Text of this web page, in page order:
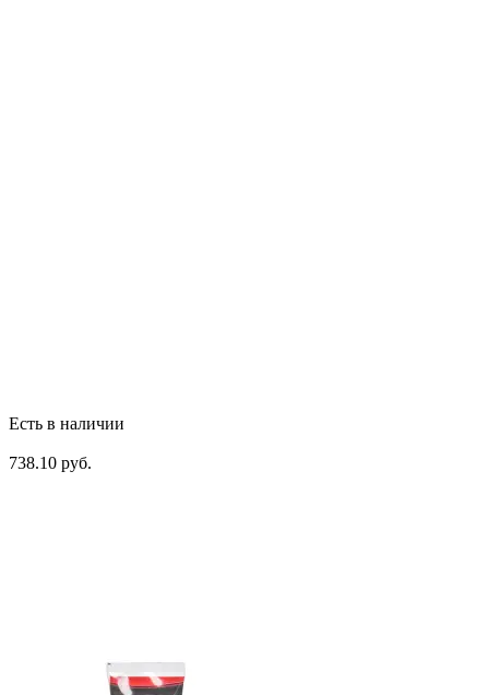
Есть в наличии
738.10 руб.